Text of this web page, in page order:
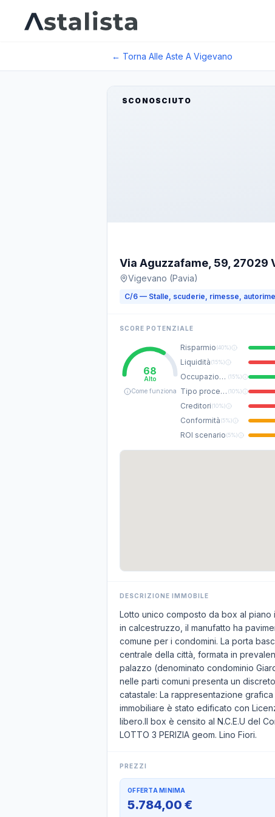
← Torna Alle Aste A Vigevano
SCONOSCIUTO
Via Aguzzafame, 59, 27029
Vigevano (Pavia)
C/6 — Stalle, scuderie, rimesse,
SCORE POTENZIALE
68
Alto
Come funziona
Risparmio(40%)
Liquidità(15%)
Occupazione (15%)
Tipo procedura (10%)
Creditori(10%)
Conformità(5%)
ROI scenario(5%)
DESCRIZIONE IMMOBILE
Lotto unico composto da box al piano
in calcestruzzo, il manufatto ha
comune per i condomini. La porta
centrale della città, formata in
palazzo (denominato condominio
nelle parti comuni presenta un
catastale: La rappresentazione
immobiliare è stato edificato con
libero.Il box è censito al N.C.E.U del
LOTTO 3 PERIZIA geom. Lino Fiori.
PREZZI
OFFERTA MINIMA
5.784,00 €